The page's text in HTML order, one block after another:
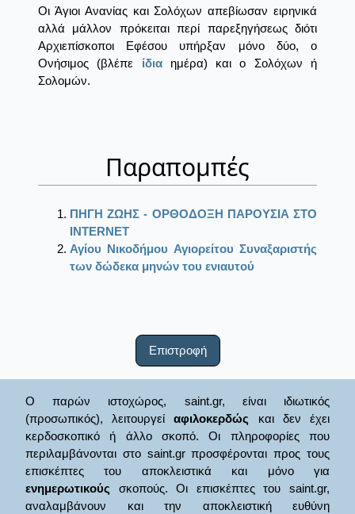
Οι Άγιοι Ανανίας και Σολόχων απεβίωσαν ειρηνικά
αλλά μάλλον πρόκειται περί παρεξηγήσεως διότι
Αρχιεπίσκοποι Εφέσου υπήρξαν μόνο δύο, ο
Ονήσιμος (βλέπε ίδιαημέρα) και ο Σολόχων ή
Σολομών.
Παραπομπές
ΠΗΓΗ ΖΩΗΣ - ΟΡΘΟΔΟΞΗ ΠΑΡΟΥΣΙΑ ΣΤΟ
ΙΝΤΕRΝΕΤ
Αγίου Νικοδήμου Αγιορείτου Συναξαριστής
των δώδεκα μηνών του ενιαυτού
Επιστροφή
Ο παρών ιστοχώρος, saint.gr, είναι ιδιωτικός
(προσωπικός), λειτουργείαφιλοκερδώς και δεν έχει
κερδοσκοπικό ή άλλο σκοπό. Οι πληροφορίες που
περιλαμβάνονται στο saint.gr προσφέρονται προς τους
επισκέπτες του αποκλειστικά και μόνο για
ενημερωτικούς σκοπούς. Οι επισκέπτες του saint.gr,
αναλαμβάνουν και την αποκλειστική ευθύνη